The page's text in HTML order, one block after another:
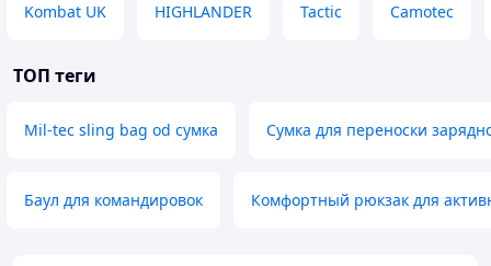
Kombat UK HIGHLANDER Tactic Camotec
ТОП теги
Mil-tec sling bag od сумка Сумка для переноски
Баул для командировок Комфортный рюкзак для